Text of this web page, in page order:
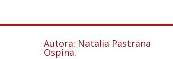
Autora: Natalia Pastrana
Ospina.